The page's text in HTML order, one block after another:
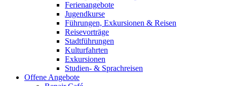
Ferienangebote
Jugendkurse
Führungen, Exkursionen & Reisen
Reisevorträge
Stadtführungen
Kulturfahrten
Exkursionen
Studien- & Sprachreisen
Offene Angebote